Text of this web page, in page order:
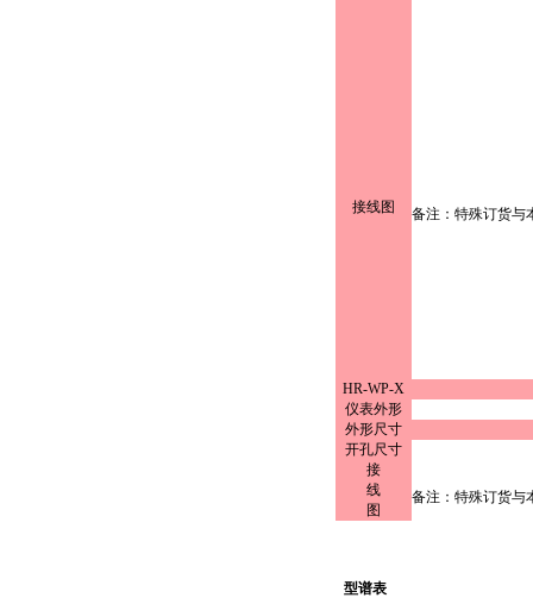
接线图 备注：特殊订货与
HR-WP-X
仪表外形
外形尺寸
开孔尺寸
接
线
图
备注：特殊订货与
型谱表